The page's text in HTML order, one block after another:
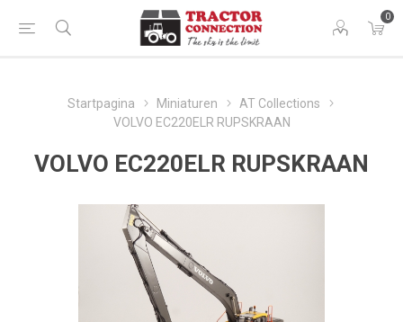
0
Startpagina Miniaturen
AT Collections
VOLVO EC220ELR RUPSKRAAN
VOLVO EC220ELR RUPSKRAAN